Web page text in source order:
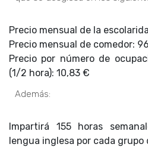
Precio mensual de la
Precio mensual de comedor:
Precio por número de
(1/2 hora): 10,83 €
Además:
Impartirá 155 horas
lengua inglesa por cada grupo